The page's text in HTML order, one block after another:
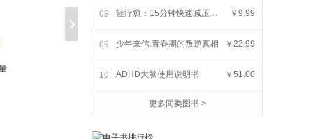
多巴胺陷阱:我们为什么会
08 轻疗愈：15分钟快速减压、实现身心平衡 ￥9.99
09 少年来信:青春期的叛逆真相 ￥22.99
10 ADHD大脑使用说明书 ￥51.00
更多同类图书 >